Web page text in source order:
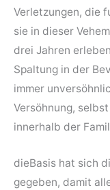
Verletzungen, die
sie in dieser
drei Jahren
Spaltung in der
immer
Versöhnung,
innerhalb der
dieBasis hat sich
gegeben, damit